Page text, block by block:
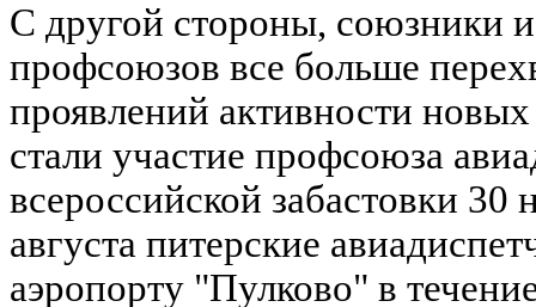
С другой стороны, союзники
профсоюзов все больше
проявлений активности
стали участие профсоюза
всероссийской забастовки 30
августа питерские
аэропорту "Пулково" в